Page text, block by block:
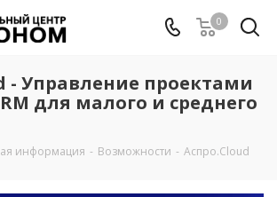
0
- Управление проектами
для малого и среднего
информация - Возможности - Аспро.Cloud